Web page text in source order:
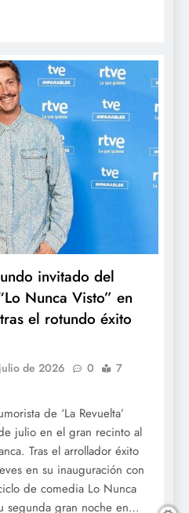
invitado del
Nunca Visto” en
el rotundo éxito
de 2026 0
7
de ‘La Revuelta’
julio en el gran recinto al
Tras el arrollador éxito
en su inauguración con
de comedia Lo Nunca
segunda gran noche en…